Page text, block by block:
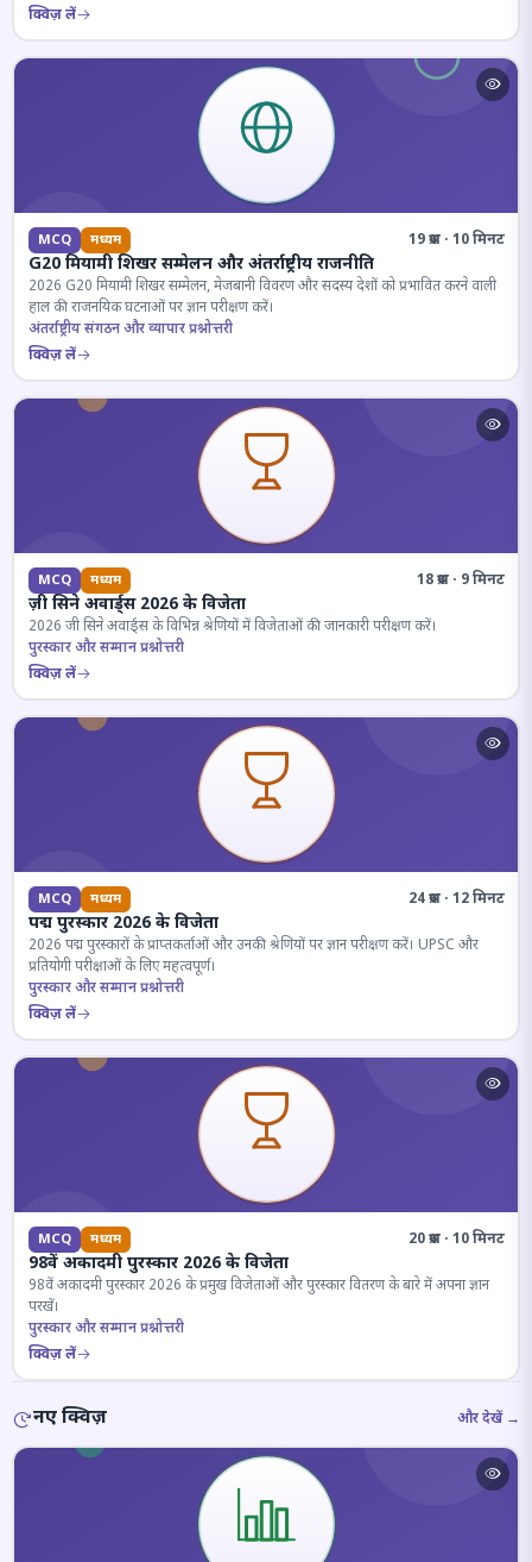
क्विज़ लें
MCQ मध्यम 19 प्रश्न · 10 मिनट
G20 मियामी शिखर सम्मेलन और अंतर्राष्ट्रीय राजनीति
2026 G20 मियामी शिखर सम्मेलन, मेजबानी विवरण और सदस्य देशों को प्रभावित करने वाली
हाल की राजनयिक घटनाओं पर ज्ञान परीक्षण करें।
अंतर्राष्ट्रीय संगठन और व्यापार प्रश्नोत्तरी
क्विज़ लें
MCQ मध्यम 18 प्रश्न · 9 मिनट
ज़ी सिने अवार्ड्स 2026 के विजेता
2026 जी सिने अवार्ड्स के विभिन्न श्रेणियों में विजेताओं की जानकारी परीक्षण करें।
पुरस्कार और सम्मान प्रश्नोत्तरी
क्विज़ लें
MCQ मध्यम 24 प्रश्न · 12 मिनट
पद्म पुरस्कार 2026 के विजेता
2026 पद्म पुरस्कारों के प्राप्तकर्ताओं और उनकी श्रेणियों पर ज्ञान परीक्षण करें। UPSC और
प्रतियोगी परीक्षाओं के लिए महत्वपूर्ण।
पुरस्कार और सम्मान प्रश्नोत्तरी
क्विज़ लें
MCQ मध्यम 20 प्रश्न · 10 मिनट
98वें अकादमी पुरस्कार 2026 के विजेता
98वें अकादमी पुरस्कार 2026 के प्रमुख विजेताओं और पुरस्कार वितरण के बारे में अपना ज्ञान
परखें।
पुरस्कार और सम्मान प्रश्नोत्तरी
क्विज़ लें
नए क्विज़ और देखें →